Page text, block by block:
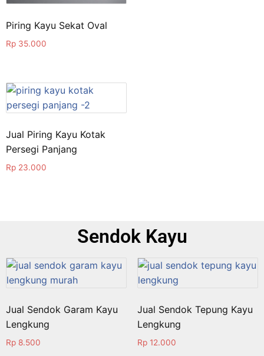
Piring Kayu Sekat Oval
Rp 35.000
Jual Piring Kayu Kotak
Persegi Panjang
Rp 23.000
Sendok Kayu
Jual Sendok Garam Kayu
Lengkung
Rp 8.500
Jual Sendok Tepung Kayu
Lengkung
Rp12.000